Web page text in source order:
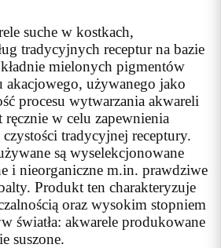
suche w kostkach,
tradycyjnych receptur na bazie
mielonych pigmentów
akacjowego, używanego jako
procesu wytwarzania akwareli
ręcznie w celu zapewnienia
tradycyjnej receptury.
są wyselekcjonowane
i nieorganiczne m.in. prawdziwe
Produkt ten charakteryzuje
oraz wysokim stopniem
światła: akwarele produkowane
suszone.